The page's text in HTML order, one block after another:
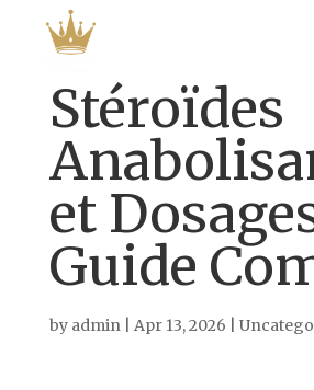
Stéroïdes
et
Guide
by admin| Apr 13, 2026